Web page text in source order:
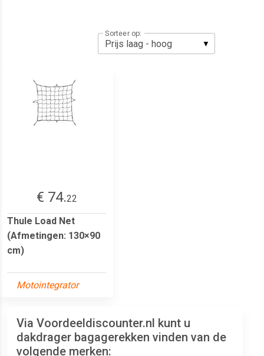
Sorteer op:
€ 74.22
Thule Load Net
(Afmetingen: 130×90
cm)
Motointegrator
Via Voordeeldiscounter.nl kunt u
dakdrager bagagerekken vinden van de
volgende merken: